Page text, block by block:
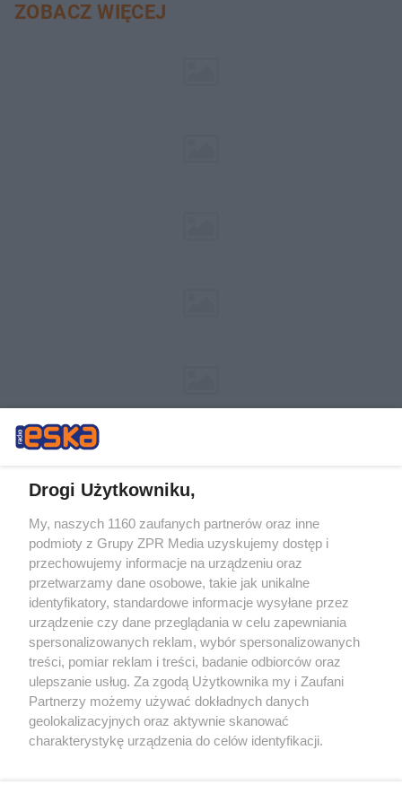
ZOBACZ WIĘCEJ
Żaden utwór zamieszczony w serwisie nie może być powielany i
rozpowszechniany lub dalej rozpowszechniany w jakikolwiek sposób (w
tym także elektroniczny lub mechaniczny) na jakimkolwiek polu
eksploatacji w jakiejkolwiek formie, włącznie z umieszczaniem w
Internecie bez pisemnej zgody właściciela praw. Jakiekolwiek użycie lub
wykorzystanie utworów w całości lub w części z naruszeniem prawa,
tzn. bez właściwej zgody, jest zabronione pod groźbą kary i może być
ścigane prawnie.
Drogi Użytkowniku,
My, naszych 1160 zaufanych partnerów oraz inne
podmioty z Grupy ZPR Media uzyskujemy dostęp i
przechowujemy informacje na urządzeniu oraz
przetwarzamy dane osobowe, takie jak unikalne
identyfikatory, standardowe informacje wysyłane przez
urządzenie czy dane przeglądania w celu zapewniania
spersonalizowanych reklam, wybór spersonalizowanych
treści, pomiar reklam i treści, badanie odbiorców oraz
ulepszanie usług. Za zgodą Użytkownika my i Zaufani
Partnerzy możemy używać dokładnych danych
geolokalizacyjnych oraz aktywnie skanować
charakterystykę urządzenia do celów identyfikacji.